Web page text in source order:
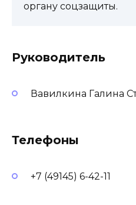
органу соцзащиты.
Руководитель
Вавилкина Галина
Телефоны
+7 (49145) 6-42-11